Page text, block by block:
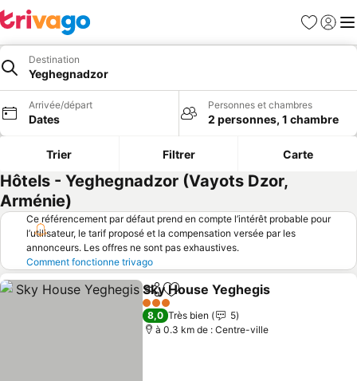
Favoris
Se
Destination
Yeghegnadzor
Arrivée/départ
Dates
Personnes et chambres
2 personnes, 1 chambre
Trier Filtrer Carte
Hôtels - Yeghegnadzor (Vayots Dzor,
Arménie)
Ce référencement par défaut prend en compte l’intérêt probable pour
l’utilisateur, le tarif proposé et la compensation versée par les
annonceurs. Les offres ne sont pas exhaustives.
Comment fonctionne trivago
PartagerAjouter à mes favoris
Sky House Yeghegis
3 Étoiles
8,0 Très bien
5
à 0.3 km de : Centre-ville